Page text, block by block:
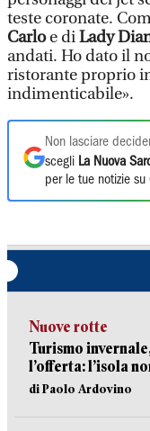
teste coronate.
Carloe diLady
andati. Ho dato il
ristorante proprio
indimenticabile».
Non lasciare
scegli La Nuova
per le tue notizie su
Nuove rotte
Turismo
l’offerta: l’isola
di Paolo Ardovino